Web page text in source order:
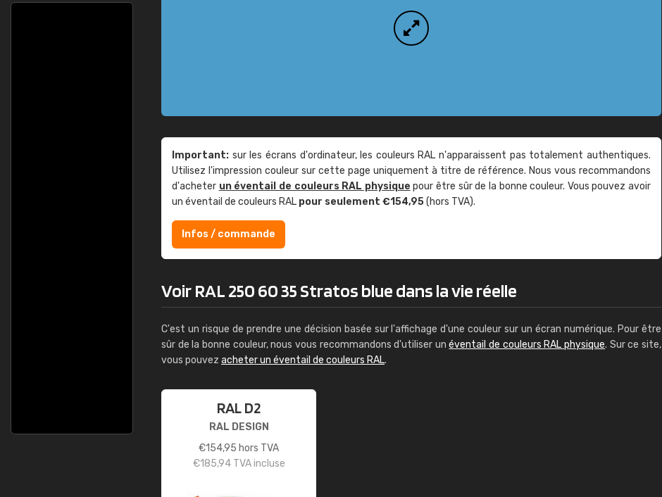
Important: sur les écrans d'ordinateur, les couleurs RAL n'apparaissent pas totalement authentiques.
Utilisez l'impression couleur sur cette page uniquement à titre de référence. Nous vous recommandons
d'acheter un éventail de couleurs RAL physique pour être sûr de la bonne couleur. Vous pouvez avoir
un éventail de couleurs RAL pour seulement €154,95(hors TVA).
Infos / commande
Voir RAL 250 60 35 Stratos blue dans la vie réelle
C'est un risque de prendre une décision basée sur l'affichage d'une couleur sur un écran numérique. Pour être
sûr de la bonne couleur, nous vous recommandons d'utiliser unéventail de couleurs RAL physique. Sur ce site,
vous pouvez acheter un éventail de couleurs RAL.
RAL D2
RAL DESIGN
€154,95 hors TVA
€185,94TVA incluse
Guillaume Euvrard